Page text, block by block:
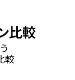
比較
較